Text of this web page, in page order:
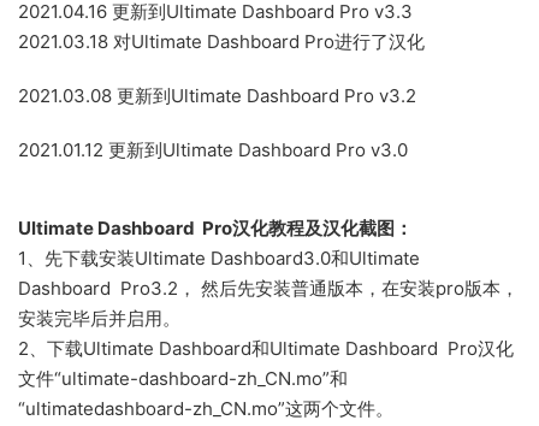
2021.04.16 更新到Ultimate Dashboard Pro v3.3
2021.03.18 对Ultimate Dashboard Pro进行了汉化
2021.03.08 更新到Ultimate Dashboard Pro v3.2
2021.01.12 更新到Ultimate Dashboard Pro v3.0
Ultimate Dashboard Pro汉化教程及汉化截图：
1、先下载安装Ultimate Dashboard3.0和Ultimate
Dashboard Pro3.2， 然后先安装普通版本，在安装pro版本，
安装完毕后并启用。
2、下载Ultimate Dashboard和Ultimate Dashboard Pro汉化
文件“ultimate-dashboard-zh_CN.mo”和
“ultimatedashboard-zh_CN.mo”这两个文件。